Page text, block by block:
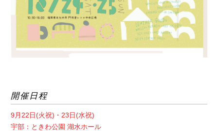
開催日程
9月22日(火祝)・23日(水祝)
宇部：ときわ公園 湖水ホール